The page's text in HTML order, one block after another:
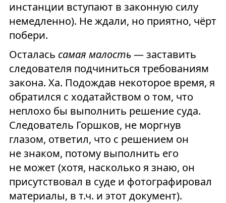
инстанции вступают в законную силу
немедленно). Не ждали, но приятно, чёрт
побери.
Осталась самая малость— заставить
следователя подчиниться требованиям
закона. Ха. Подождав некоторое время, я
обратился с ходатайством о том, что
неплохо бы выполнить решение суда.
Следователь Горшков, не моргнув
глазом, ответил, что с решением он
не знаком, потому выполнить его
не может (хотя, насколько я знаю, он
присутствовал в суде и фотографировал
материалы, в т.ч. и этот документ).